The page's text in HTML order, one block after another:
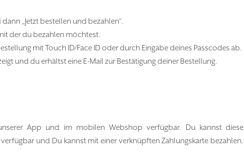
„Jetzt bestellen und bezahlen“.
der du bezahlen möchtest.
mit Touch ID/Face ID oder durch Eingabe deines Passcodes ab.
und du erhältst eine E-Mail zur Bestätigung deiner Bestellung.
App und im mobilen Webshop verfügbar. Du kannst diese
und Du kannst mit einer verknüpften Zahlungskarte bezahlen.